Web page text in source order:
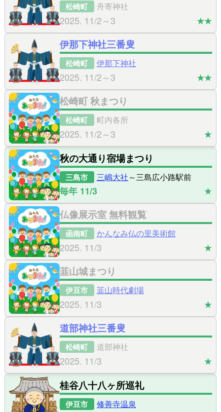
松崎町 舟寄神社
2025. 11/2～3 ★★
伊那下神社三番叟
松崎町 伊那下神社
2025. 11/2～3 ★★
松崎町 秋まつり
松崎町 町内各所
2025. 11/2～3 ★
秋の大通り宿場まつり
三島市 三嶋大社～三島広小路駅前
毎年 11/3 ★
仏像展示室 無料観覧
函南町 かんなみ仏の里美術館
2025. 11/3 ★
韮山城まつり
伊豆市 韮山時代劇場
2025. 11/3 ★
道部神社三番叟
松崎町 道部神社
2025. 11/3 ★
桂谷八十八ヶ所巡礼
伊豆市 修善寺温泉